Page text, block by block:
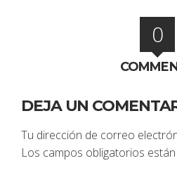
0
DEJA UN
Tu dirección de correo
Los campos obligatorios